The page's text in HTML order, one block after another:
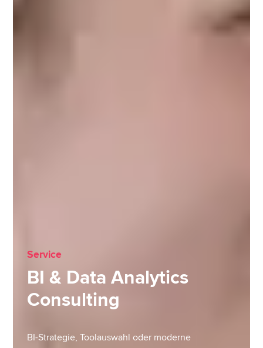
Service
BI & Data Analytics
Consulting
BI-Strategie, Toolauswahl oder moderne